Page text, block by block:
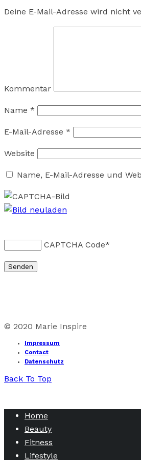
Deine E-Mail-Adresse wird nicht
Kommentar
Name *
E-Mail-Adresse *
Website
Name, E-Mail-Adresse und
CAPTCHA Code*
© 2020 Marie Inspire
Impressum
Contact
Datenschutz
Back To Top
Home
Beauty
Fitness
Lifestyle